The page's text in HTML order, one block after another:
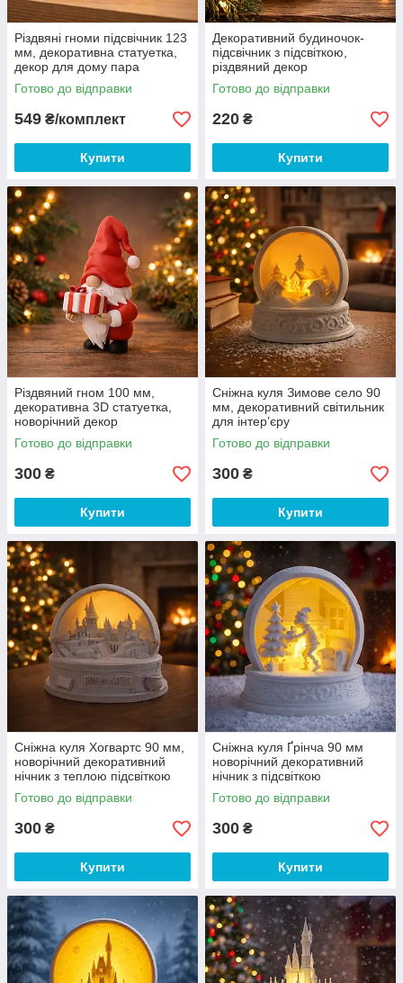
Різдвяні гноми підсвічник 123
мм, декоративна статуетка,
декор для дому пара
Готово до відправки
549 ₴/комплект
Купити
Декоративний будиночок-
підсвічник з підсвіткою,
різдвяний декор
Готово до відправки
220 ₴
Купити
Різдвяний гном 100 мм,
декоративна 3D статуетка,
новорічний декор
Готово до відправки
300 ₴
Купити
Сніжна куля Зимове село 90
мм, декоративний світильник
для інтерʼєру
Готово до відправки
300 ₴
Купити
Сніжна куля Хогвартс 90 мм,
новорічний декоративний
нічник з теплою підсвіткою
Готово до відправки
300 ₴
Купити
Сніжна куля Ґрінча 90 мм
новорічний декоративний
нічник з підсвіткою
Готово до відправки
300 ₴
Купити